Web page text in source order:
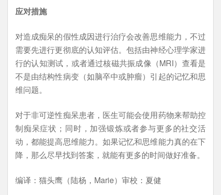
应对措施
对造成痴呆的假性成因进行治疗会改善思维能力，不过
需要先进行更彻底的认知评估。包括由神经心理学家进
行的认知测试，或者通过核磁共振成像（MRI）查看是
不是由结构性病变（如脑卒中或肿瘤）引起的记忆和思
维问题。
对于非可逆性痴呆患者，医生可能会使用药物来帮助控
制痴呆症状；同时，加强锻炼或者参与更多的社交活
动，都能提高思维能力。如果记忆和思维能力真的在下
降，那么尽早找到答案，就能有更多的时间做好准备。
编译：猫头鹰（陆杨，Marie）审校：夏健